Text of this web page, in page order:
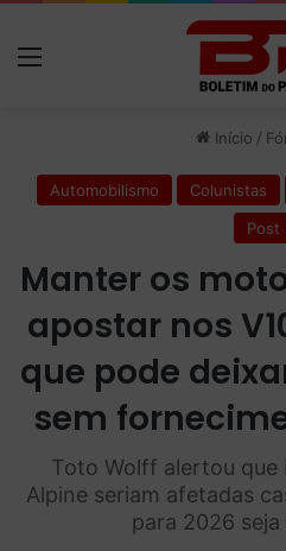
Início /
Automobilismo Colunistas
Post
Manter os
apostar nos
que pode
sem
Toto Wolff alertou que
Alpine seriam afetadas
para 2026